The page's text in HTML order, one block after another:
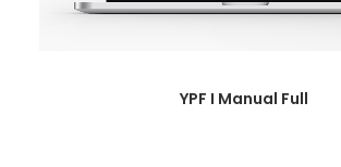
YPF I Manual Full